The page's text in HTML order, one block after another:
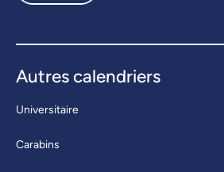
Autres calendriers
Universitaire
Carabins